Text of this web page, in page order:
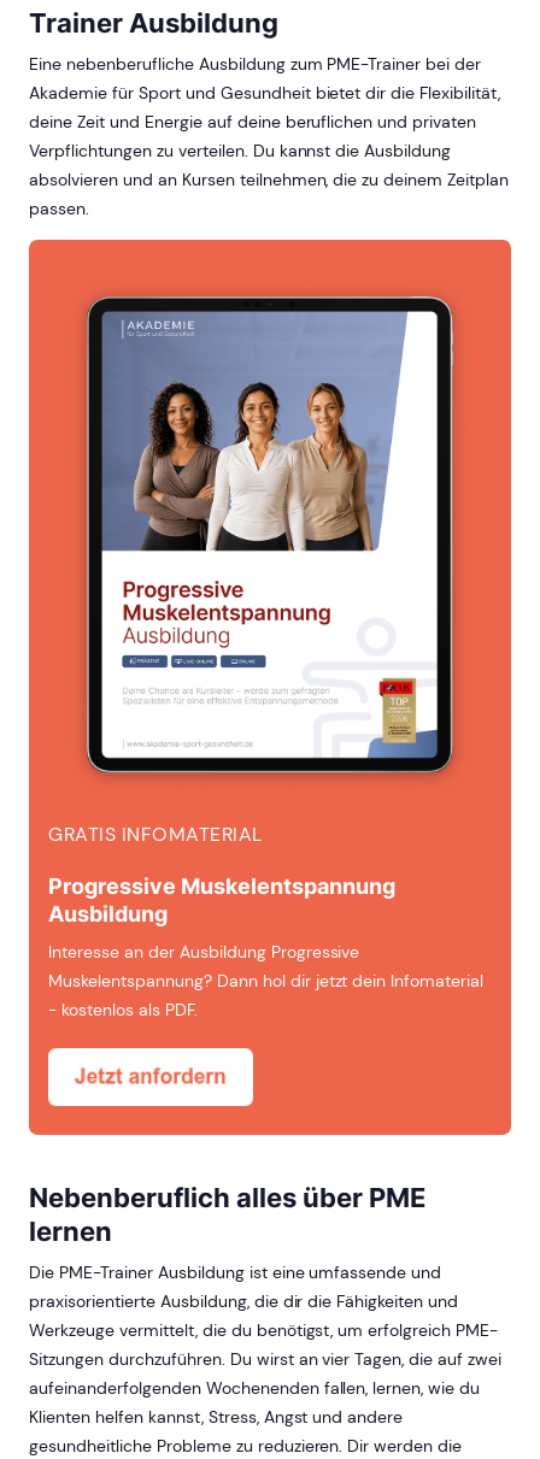
Trainer Ausbildung
Eine nebenberufliche Ausbildung zum PME-Trainer bei der
Akademie für Sport und Gesundheit bietet dir die Flexibilität,
deine Zeit und Energie auf deine beruflichen und privaten
Verpflichtungen zu verteilen. Du kannst die Ausbildung
absolvieren und an Kursen teilnehmen, die zu deinem Zeitplan
passen.
GRATIS INFOMATERIAL
Progressive Muskelentspannung
Ausbildung
Interesse an der Ausbildung Progressive
Muskelentspannung? Dann hol dir jetzt dein Infomaterial
- kostenlos als PDF.
Nebenberuflich alles über PME
lernen
Die PME-Trainer Ausbildung ist eine umfassende und
praxisorientierte Ausbildung, die dir die Fähigkeiten und
Werkzeuge vermittelt, die du benötigst, um erfolgreich PME-
Sitzungen durchzuführen. Du wirst an vier Tagen, die auf zwei
aufeinanderfolgenden Wochenenden fallen, lernen, wie du
Klienten helfen kannst, Stress, Angst und andere
gesundheitliche Probleme zu reduzieren. Dir werden die